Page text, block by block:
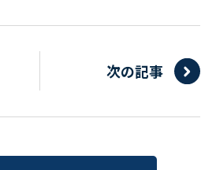
2-4-2 なにわ筋SIAビル［
次の記事